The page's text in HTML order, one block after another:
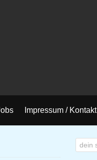
Impressum / Kontakt